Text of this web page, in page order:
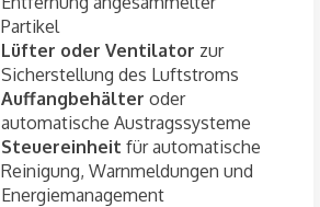
Partikel
Lüfter oder Ventilator zur
Sicherstellung des Luftstroms
Auffangbehälter oder
automatische Austragssysteme
Steuereinheit für automatische
Reinigung, Warnmeldungen und
Energiemanagement